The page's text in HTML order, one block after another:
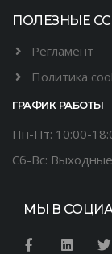
ПОЛЕЗНЫЕ
Регламент
Политика
ГРАФИК РАБОТЫ
Пн-Пт: 10:00-
Сб-Вс: Выходные
МЫ В